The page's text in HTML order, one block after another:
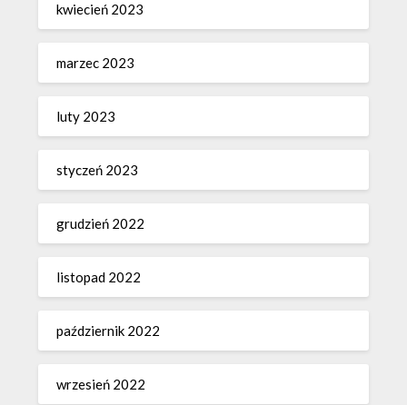
kwiecień 2023
marzec 2023
luty 2023
styczeń 2023
grudzień 2022
listopad 2022
październik 2022
wrzesień 2022